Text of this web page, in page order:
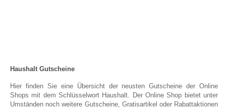
Haushalt Gutscheine
Hier finden Sie eine Übersicht der neusten Gutscheine der Online
Shops mit dem Schlüsselwort Haushalt. Der Online Shop bietet unter
Umständen noch weitere Gutscheine, Gratisartikel oder Rabattaktionen